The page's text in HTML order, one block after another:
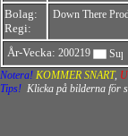
Bolag:
Regi:
Down There
År-Vecka: 200219
Notera! KOMMER SNART,
Tips! Klicka på bilderna för